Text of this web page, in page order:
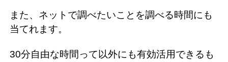
また、ネットで調べたいことを調べる時間にも
当てれます。
30分自由な時間って以外にも有効活用できるも